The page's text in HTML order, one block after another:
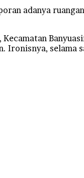
adanya
Kecamatan
Ironisnya,